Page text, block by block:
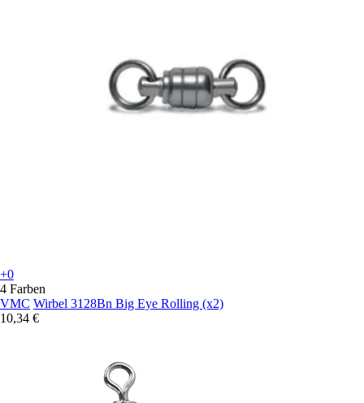
+0
4 Farben
VMC Wirbel 3128Bn Big Eye Rolling (x2)
10,34 €